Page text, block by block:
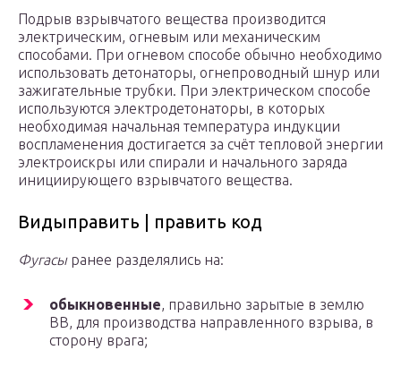
Подрыв взрывчатого вещества производится
электрическим, огневым или механическим
способами. При огневом способе обычно необходимо
использовать детонаторы, огнепроводный шнур или
зажигательные трубки. При электрическом способе
используются электродетонаторы, в которых
необходимая начальная температура индукции
воспламенения достигается за счёт тепловой энергии
электроискры или спирали и начального заряда
инициирующего взрывчатого вещества.
Видыправить | править код
Фугасыранее разделялись на:
обыкновенные, правильно зарытые в землю
ВВ, для производства направленного взрыва, в
сторону врага;